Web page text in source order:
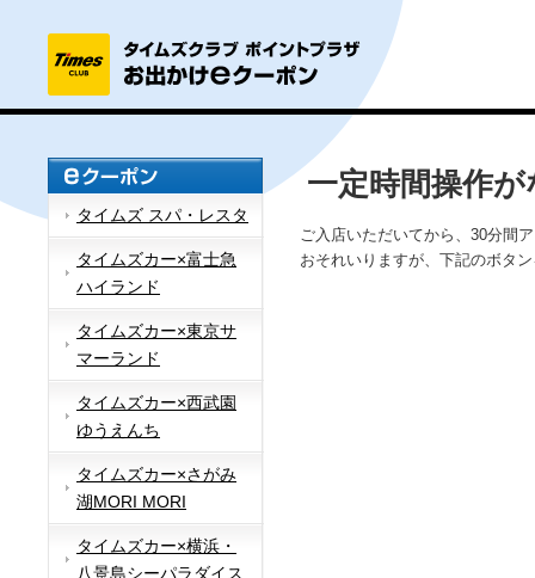
タイムズ スパ・レスタ
タイムズカー×富士急
ハイランド
タイムズカー×東京サ
マーランド
タイムズカー×西武園
ゆうえんち
タイムズカー×さがみ
湖MORI MORI
タイムズカー×横浜・
八景島シーパラダイス
一定時間操作
ご入店いただいてから、30分間
おそれいりますが、下記のボタ